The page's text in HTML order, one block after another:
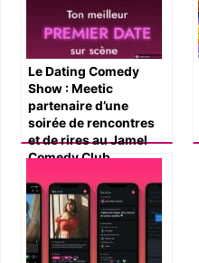
Le Dating Comedy
Show : Meetic
partenaire d’une
soirée de rencontres
et de rires au Jamel
Comedy Club